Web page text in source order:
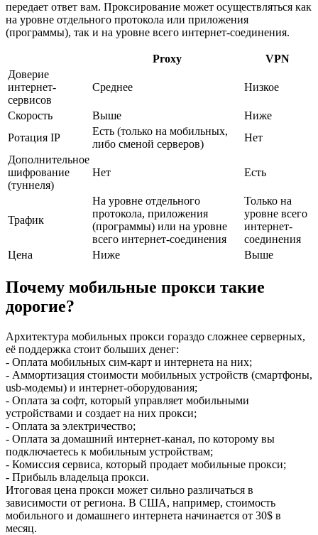
передает ответ вам. Проксирование может осуществляться как
на уровне отдельного протокола или приложения
(программы), так и на уровне всего интернет-соединения.
Proxy
VPN
Доверие
интернет-
сервисов
Среднее Низкое
​Скорость ​Выше
​Ниже
​Ротация IP
Есть (только на мобильных,
либо сменой серверов)
Нет
​Дополнительное
шифрование
(туннеля)
Нет Есть
​​Трафик
​На уровне отдельного
протокола, приложения
(программы) или на уровне
всего интернет-соединения
​Только на
уровне всего
интернет-
соединения
​Цена
​Ниже Выше
Почему мобильные прокси такие
дорогие?
Архитектура мобильных прокси гораздо сложнее серверных,
её поддержка стоит больших денег:
- Оплата мобильных сим-карт и интернета на них;
- Аммортизация стоимости мобильных устройств (смартфоны,
usb-модемы) и интернет-оборудования;
- Оплата за софт, который управляет мобильными
устройствами и создает на них прокси;
- Оплата за электричество;
- Оплата за домашний интернет-канал, по которому вы
подключаетесь к мобильным устройствам;
- Комиссия сервиса, который продает мобильные прокси;
- Прибыль владельца прокси.
Итоговая цена прокси может сильно различаться в
зависимости от региона. В США, например, стоимость
мобильного и домашнего интернета начинается от 30$ в
месяц.